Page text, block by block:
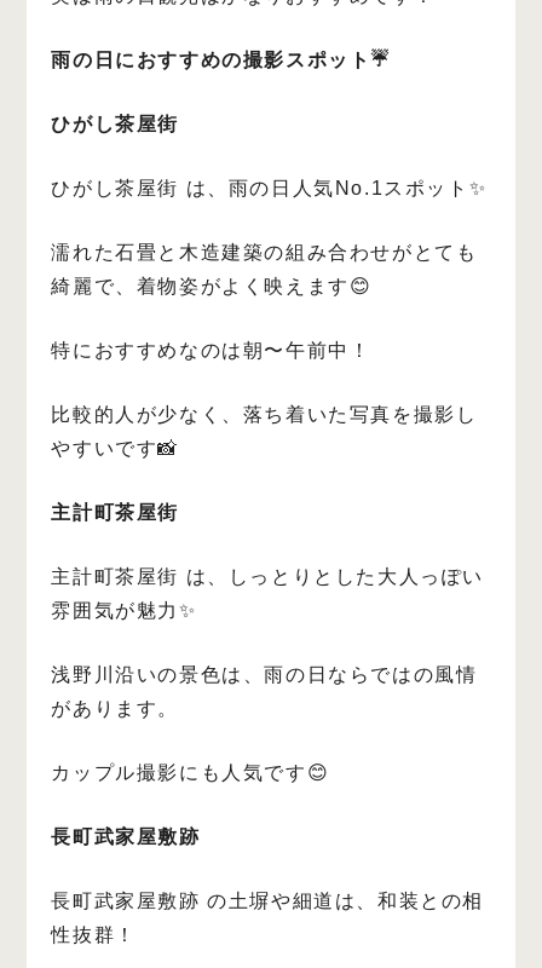
雨の日におすすめの撮影スポット☔️
ひがし茶屋街
ひがし茶屋街 は、雨の日人気No.1スポット✨
濡れた石畳と木造建築の組み合わせがとても
綺麗で、着物姿がよく映えます😊
特におすすめなのは朝〜午前中！
比較的人が少なく、落ち着いた写真を撮影し
やすいです📸
主計町茶屋街
主計町茶屋街 は、しっとりとした大人っぽい
雰囲気が魅力✨
浅野川沿いの景色は、雨の日ならではの風情
があります。
カップル撮影にも人気です😊
長町武家屋敷跡
長町武家屋敷跡 の土塀や細道は、和装との相
性抜群！